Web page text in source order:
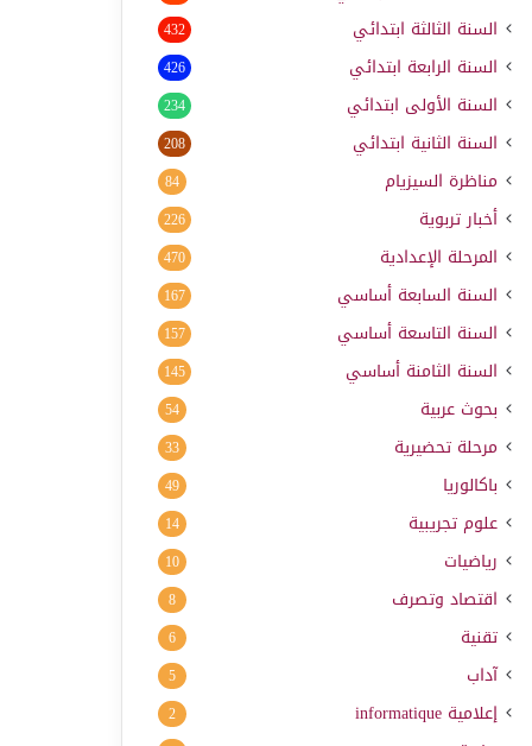
السنة الثالثة ابتدائي 432
السنة الرابعة ابتدائي 426
السنة الأولى ابتدائي 234
السنة الثانية ابتدائي 208
مناظرة السيزيام 84
أخبار تربوية 226
المرحلة الإعدادية 470
السنة السابعة أساسي 167
السنة التاسعة أساسي 157
السنة الثامنة أساسي 145
بحوث عربية 54
مرحلة تحضيرية 33
باكالوريا 49
علوم تجريبية 14
رياضيات 10
اقتصاد وتصرف 8
تقنية 6
آداب 5
إعلامية informatique
2